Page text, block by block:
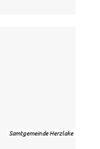
Samtgemeinde Herzlake